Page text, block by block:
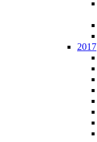
2017